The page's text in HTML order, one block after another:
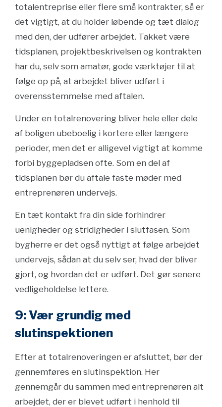
totalentreprise eller flere små kontrakter, så er
det vigtigt, at du holder løbende og tæt dialog
med den, der udfører arbejdet. Takket være
tidsplanen, projektbeskrivelsen og kontrakten
har du, selv som amatør, gode værktøjer til at
følge op på, at arbejdet bliver udført i
overensstemmelse med aftalen.
Under en totalrenovering bliver hele eller dele
af boligen ubeboelig i kortere eller længere
perioder, men det er alligevel vigtigt at komme
forbi byggepladsen ofte. Som en del af
tidsplanen bør du aftale faste møder med
entreprenøren undervejs.
En tæt kontakt fra din side forhindrer
uenigheder og stridigheder i slutfasen. Som
bygherre er det også nyttigt at følge arbejdet
undervejs, sådan at du selv ser, hvad der bliver
gjort, og hvordan det er udført. Det gør senere
vedligeholdelse lettere.
9: Vær grundig med
slutinspektionen
Efter at totalrenoveringen er afsluttet, bør der
gennemføres en slutinspektion. Her
gennemgår du sammen med entreprenøren alt
arbejdet, der er blevet udført i henhold til